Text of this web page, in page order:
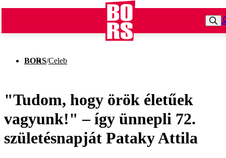
BORS/Celeb
"Tudom, hogy örök életűek
vagyunk!" – így ünnepli 72.
születésnapját Pataky Attila